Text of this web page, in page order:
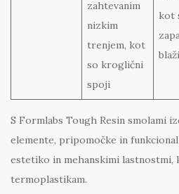
zahtevanim
nizkim
trenjem, kot
so kroglični
spoji
kot
S Formlabs Tough Resin smolami
elemente, pripomočke in
estetiko in mehanskimi lastnostmi,
termoplastikam.